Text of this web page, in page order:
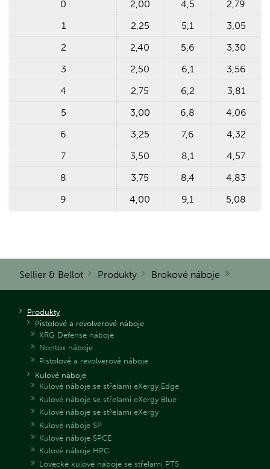
0 2,00 4,5
2,79
1
2,25 5,1
3,05
2
2,40 5,6
3,30
3
2,50 6,1
3,56
4
2,75 6,2
3,81
5
3,00 6,8
4,06
6
3,25 7,6
4,32
7
3,50 8,1
4,57
8
3,75 8,4
4,83
9
4,00 9,1 5,08
Sellier & Bellot Produkty Brokové náboje
Produkty
Pistolové a revolverové náboje
XRG Defense náboje
Nontox náboje
Pistolové a revolverové náboje
Kulové náboje
Kulové náboje se střelami eXergy Edge
Kulové náboje se střelami eXergy Blue
Kulové náboje se střelami eXergy
Kulové náboje SP
Kulové náboje SPCE
Kulové náboje HPC
Lovecké kulové náboje se střelami PTS